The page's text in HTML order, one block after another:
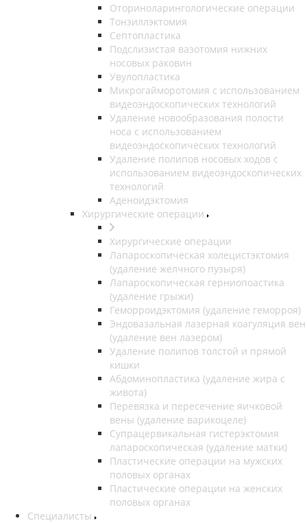
Оториноларингологические операции
Тонзиллэктомия
Септопластика
Подслизистая вазотомия нижних
носовых раковин
Увулопластика
Микрогайморотомия с использованием
видеоэндоскопических технологий
Удаление новообразования полости
носа с использованием
видеоэндоскопических технологий
Удаление полипов носовых ходов с
использованием видеоэндоскопических
технологий
Аденоидэктомия
Хирургические операции
Хирургические операции
Лапароскопическая холецистэктомия
(удаление желчного пузыря)
Лапароскопическая герниопоастика
(удаление грыжи)
Геморроидэктомия (удаление геморроя)
Эндовазальная лазерная коагуляция вен
(удаление вен лазером)
Удаление полипов толстой и прямой
кишки
Абдоминопластика (удаление жира с
живота)
Перевязка и пересечение яичковой
вены (удаление варикоцеле)
Супрацервикальная гистерэктомия
лапароскопическая (удаление матки)
Пластические операции на мужских
половых органах
Пластические операции на женских
половых органах
Специалисты